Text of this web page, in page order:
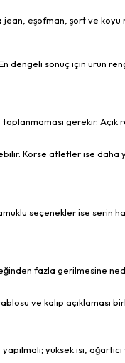
eşofman, şort ve
sonuç için ürün
gerekir.
Korse atletler ise daha
seçenekler ise serin
fazla gerilmesine
ve kalıp açıklaması
yüksek ısı,